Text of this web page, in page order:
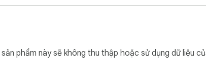
phẩm này sẽ không thu thập hoặc sử dụng dữ liệu